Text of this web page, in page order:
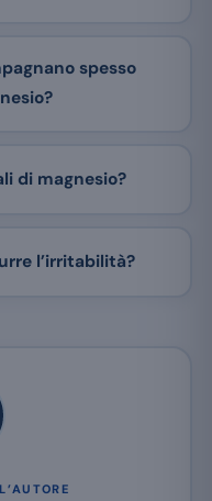
spesso
di magnesio?
l’irritabilità?